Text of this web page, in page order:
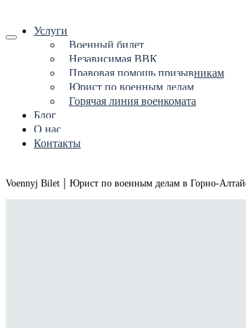
Услуги
Военный билет
Независимая ВВК
Правовая помощь призывникам
Юрист по военным делам
Горячая линия военкомата
Блог
О нас
Контакты
Voennyj Bilet | Юрист по военным делам в Горно-